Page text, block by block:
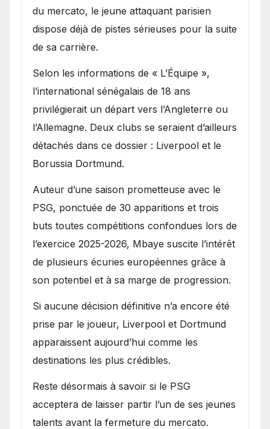
du mercato, le jeune attaquant parisien
dispose déjà de pistes sérieuses pour la suite
de sa carrière.
Selon les informations de « L’Équipe »,
l’international sénégalais de 18 ans
privilégierait un départ vers l’Angleterre ou
l’Allemagne. Deux clubs se seraient d’ailleurs
détachés dans ce dossier : Liverpool et le
Borussia Dortmund.
Auteur d’une saison prometteuse avec le
PSG, ponctuée de 30 apparitions et trois
buts toutes compétitions confondues lors de
l’exercice 2025-2026, Mbaye suscite l’intérêt
de plusieurs écuries européennes grâce à
son potentiel et à sa marge de progression.
Si aucune décision définitive n’a encore été
prise par le joueur, Liverpool et Dortmund
apparaissent aujourd’hui comme les
destinations les plus crédibles.
Reste désormais à savoir si le PSG
acceptera de laisser partir l’un de ses jeunes
talents avant la fermeture du mercato.